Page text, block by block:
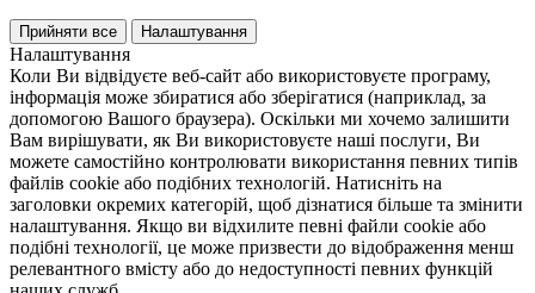
Прийняти все Налаштування
Налаштування
Коли Ви відвідуєте веб-сайт або використовуєте програму,
інформація може збиратися або зберігатися (наприклад, за
допомогою Вашого браузера). Оскільки ми хочемо залишити
Вам вирішувати, як Ви використовуєте наші послуги, Ви
можете самостійно контролювати використання певних типів
файлів cookie або подібних технологій. Натисніть на
заголовки окремих категорій, щоб дізнатися більше та змінити
налаштування. Якщо ви відхилите певні файли cookie або
подібні технології, це може призвести до відображення менш
релевантного вмісту або до недоступності певних функцій